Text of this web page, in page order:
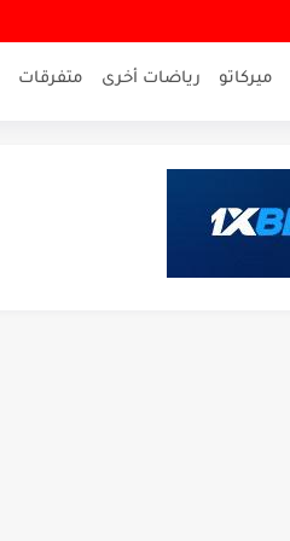
ميركاتو رياضات أخرى متفرقات